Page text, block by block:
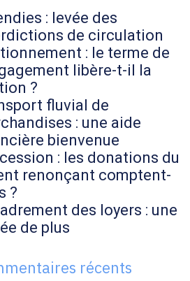
: levée des
de circulation
: le terme de
libère-t-il la
?
fluvial de
: une aide
bienvenue
: les donations du
renonçant comptent-
?
des loyers : une
de plus
récents